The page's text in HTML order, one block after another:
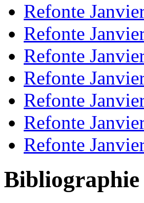
Refonte
Refonte
Refonte
Refonte
Refonte
Refonte
Refonte
Bibliographie